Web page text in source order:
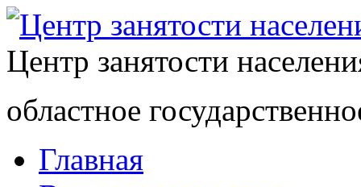
Центр занятости
областное
Главная